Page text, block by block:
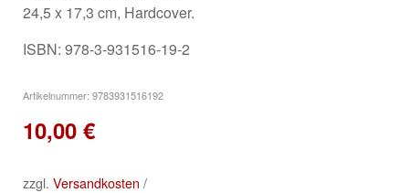
24,5 x 17,3 cm, Hardcover.
ISBN: 978-3-931516-19-2
Artikelnummer: 9783931516192
10,00 €
zzgl. Versandkosten /